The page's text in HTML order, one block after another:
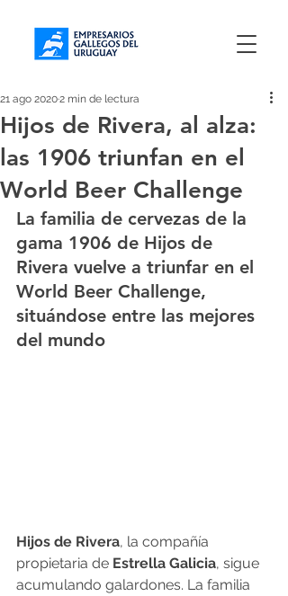
Hijos de Rivera, al alza:
las 1906 triunfan en el
World Beer Challenge
21 ago 20202 min de lectura
La familia de cervezas de la
gama 1906 de Hijos de
Rivera vuelve a triunfar en el
World Beer Challenge,
situándose entre las mejores
del mundo
Hijos de Rivera, la compañía
propietaria de Estrella Galicia, sigue
acumulando galardones. La familia